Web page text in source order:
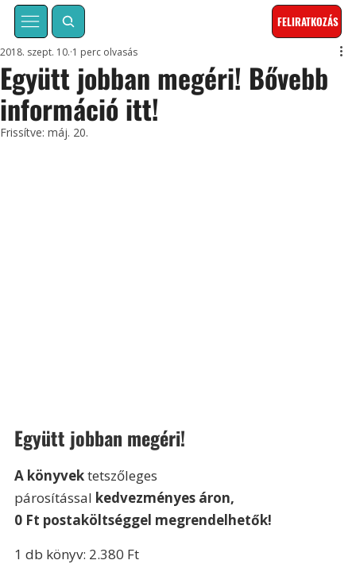
FELIRATKOZÁS
Együtt jobban megéri! Bővebb
információ itt!
2018. szept. 10. 1 perc olvasás
Frissítve:máj. 20.
Együtt jobban megéri!
A könyvek tetszőleges
párosítással kedvezményes áron,
0 Ft postaköltséggel megrendelhetők!
1 db könyv: 2.380 Ft